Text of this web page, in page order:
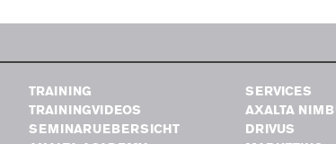
TRAINING
TRAININGVIDEOS
SEMINARUEBERSICHT
SERVICES
AXALTA
DRIVUS